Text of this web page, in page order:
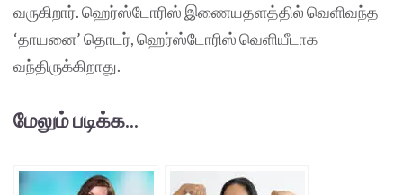
வருகிறார். ஹெர்ஸ்டோரிஸ் இணையதளத்தில் வெளிவந்த
‘தாயனை’ தொடர், ஹெர்ஸ்டோரிஸ் வெளியீடாக
வந்திருக்கிறாது.
மேலும் படிக்க...